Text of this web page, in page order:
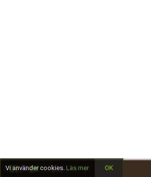
Vi använder cookies. Läs mer OK